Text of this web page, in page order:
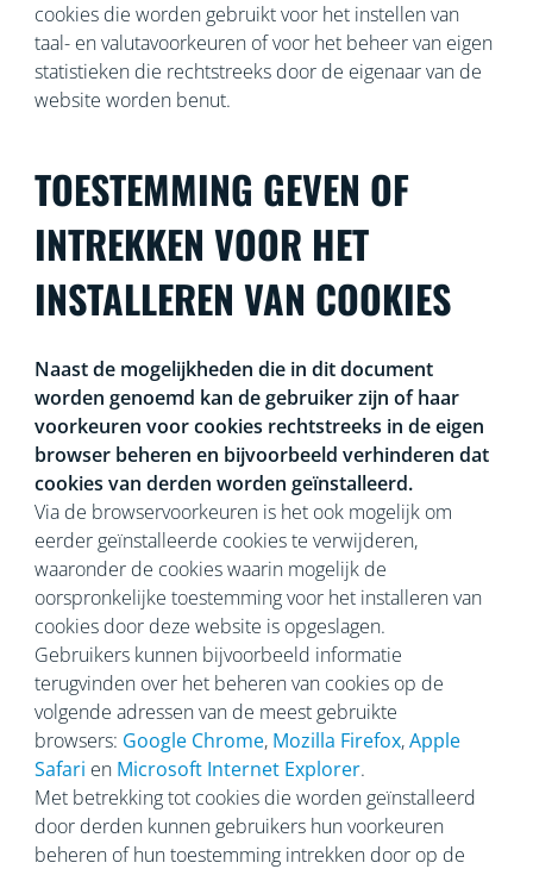
cookies die worden gebruikt voor het instellen van
taal- en valutavoorkeuren of voor het beheer van eigen
statistieken die rechtstreeks door de eigenaar van de
website worden benut.
TOESTEMMING GEVEN OF
INTREKKEN VOOR HET
INSTALLEREN VAN COOKIES
Naast de mogelijkheden die in dit document
worden genoemd kan de gebruiker zijn of haar
voorkeuren voor cookies rechtstreeks in de eigen
browser beheren en bijvoorbeeld verhinderen dat
cookies van derden worden geïnstalleerd.
Via de browservoorkeuren is het ook mogelijk om
eerder geïnstalleerde cookies te verwijderen,
waaronder de cookies waarin mogelijk de
oorspronkelijke toestemming voor het installeren van
cookies door deze website is opgeslagen.
Gebruikers kunnen bijvoorbeeld informatie
terugvinden over het beheren van cookies op de
volgende adressen van de meest gebruikte
browsers: Google Chrome, Mozilla Firefox,Apple
Safari en Microsoft Internet Explorer.
Met betrekking tot cookies die worden geïnstalleerd
door derden kunnen gebruikers hun voorkeuren
beheren of hun toestemming intrekken door op de